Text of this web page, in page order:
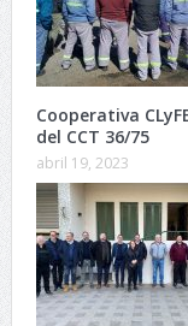
Cooperativa
del CCT 36/75
abril 19, 2023